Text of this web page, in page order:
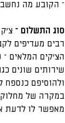
– הקובע מה נחשב
סוג התשלום – צ'ק
רבים מעדיפים
הצ'קים המלאים –
שירותים שונים
ולהוסיפם
במקרה של
מאפשר לו לדעת